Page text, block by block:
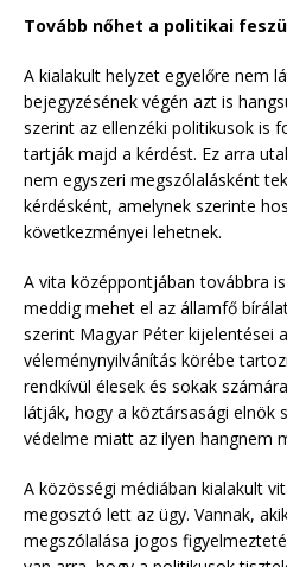
Tovább nőhet a politikai
A kialakult helyzet egyelőre nem
bejegyzésének végén azt is
szerint az ellenzéki politikusok is
tartják majd a kérdést. Ez arra
nem egyszeri megszólalásként
kérdésként, amelynek szerinte
következményei lehetnek.
A vita középpontjában továbbra
meddig mehet el az államfő
szerint Magyar Péter kijelentései
véleménynyilvánítás körébe
rendkívül élesek és sokak
látják, hogy a köztársasági elnök
védelme miatt az ilyen hangnem
A közösségi médiában kialakult
megosztó lett az ügy. Vannak,
megszólalása jogos